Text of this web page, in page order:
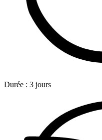
Durée : 3 jours